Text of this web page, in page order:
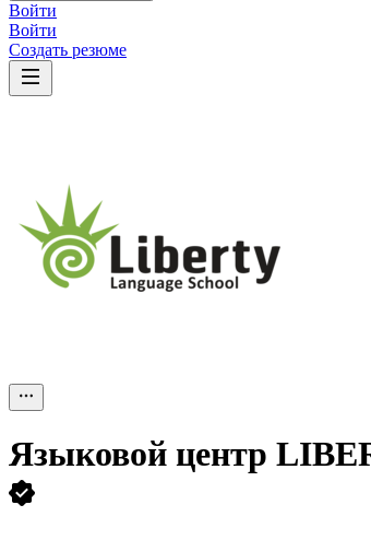
Войти
Войти
Создать резюме
Языковой центр